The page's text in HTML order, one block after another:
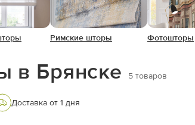
Римские шторы Фотошторы
в Брянске 5 товаров
Доставка от 1 дня